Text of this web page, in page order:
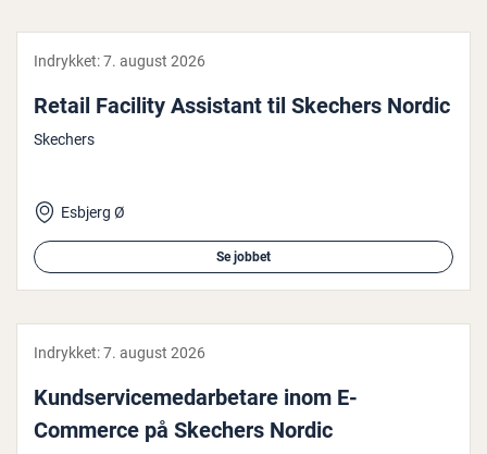
Indrykket:7. august 2026
Retail Facility Assistant til Skechers Nordic
Skechers
Esbjerg Ø
Se jobbet
Indrykket:7. august 2026
Kund­ser­vi­ce­me­d­ar­be­ta­re inom E-
Commerce på Skechers Nordic